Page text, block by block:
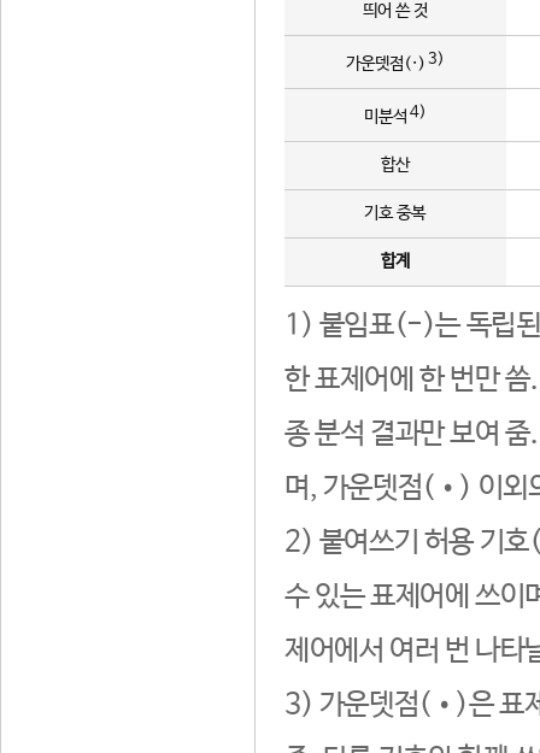
띄어 쓴 것
가운뎃점(·) 3)
미분석 4)
합산
기호 중복
합계
1) 붙임표(-)는 독립된
한 표제어에 한 번만
종 분석 결과만 보여
며, 가운뎃점(•) 이외
2) 붙여쓰기 허용 기호
수 있는 표제어에 쓰이
제어에서 여러 번 나타
3) 가운뎃점(•)은 표